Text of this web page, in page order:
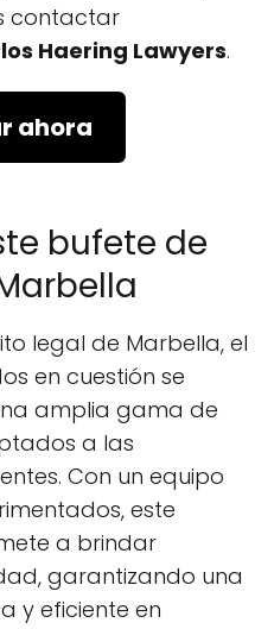
contactar
Haering Lawyers.
ahora
bufete de
legal de Marbella, el
en cuestión se
amplia gama de
a las
Con un equipo
este
a brindar
garantizando una
y eficiente en